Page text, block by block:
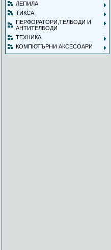
ЛЕПИЛА
ТИКСА
ПЕРФОРАТОРИ,ТЕЛБОДИ И
АНТИТЕЛБОДИ
ТЕХНИКА
КОМПЮТЪРНИ АКСЕСОАРИ